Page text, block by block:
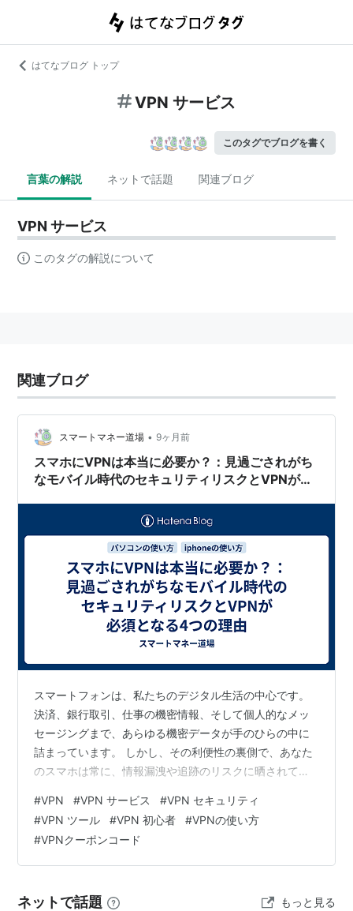
はてなブログ トップ
VPN サービス
このタグでブログを書く
言葉の解説 ネットで話題 関連ブログ
VPN サービス
このタグの解説について
関連ブログ
スマートマネー道場 • 9ヶ月前
スマホにVPNは本当に必要か？：見過ごされがち
なモバイル時代のセキュリティリスクとVPNが必
スマートフォンは、私たちのデジタル生活の中心です。
決済、銀行取引、仕事の機密情報、そして個人的なメッ
セージングまで、あらゆる機密データが手のひらの中に
詰まっています。 しかし、その利便性の裏側で、あなた
のスマホは常に、情報漏洩や追跡のリスクに晒されてい
け込んだ現代において、**VPN（Virtual Private
Network、仮想プライベートネットワーク）**は、もは
やPCだけのツールではなく、スマートフォンにこそ必須
のセキュリティ対策となっています。 「スマホにVPNは
セキュリ…
#VPN #VPN サービス #VPN セキュリティ
#VPN ツール #VPN 初心者 #VPNの使い方
#VPNクーポンコード
ネットで話題 もっと見る